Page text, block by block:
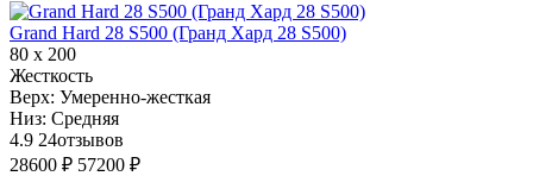
Grand Hard 28 S500 (Гранд Хард 28 S500)
80 х 200
Жесткость
Верх: Умеренно-жесткая
Низ: Средняя
4.9 24отзывов
28600 ₽ 57200 ₽